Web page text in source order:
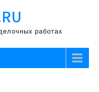
работах